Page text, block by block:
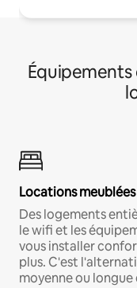
Équipements
Locations meublées
Des logements
le wifi et les
vous installer
plus. C'est
moyenne ou longue